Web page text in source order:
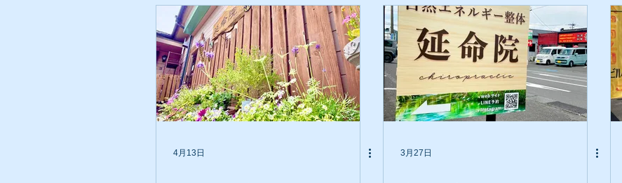
延命院ガーデン
4月13日 3月27日